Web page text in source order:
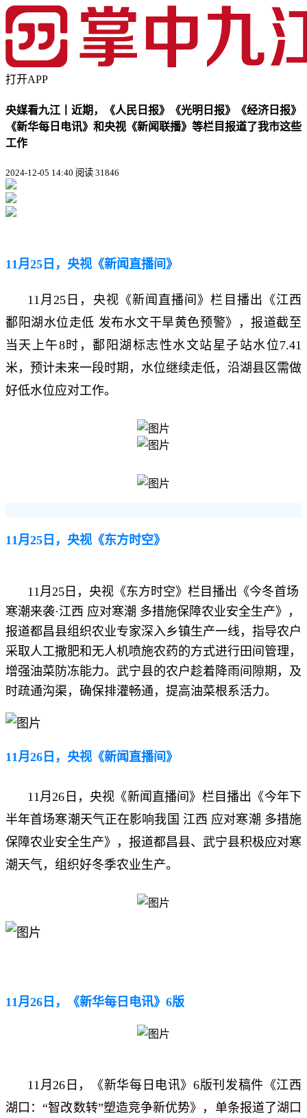
打开APP
央媒看九江丨近期，《人民日报》《光明日报》《经济日报》
《新华每日电讯》和央视《新闻联播》等栏目报道了我市这些
工作
2024-12-05 14:40 阅读 31846
11月25日，央视《新闻直播间》
11月25日，央视《新闻直播间》栏目播出《江西
鄱阳湖水位走低 发布水文干旱黄色预警》，报道截至
当天上午8时，鄱阳湖标志性水文站星子站水位7.41
米，预计未来一段时期，水位继续走低，沿湖县区需做
好低水位应对工作。
11月25日，央视《东方时空》
11月25日，央视《东方时空》 栏目播出《今冬首场
寒潮来袭·江西 应对寒潮 多措施保障农业安全生产》，
报道都昌县组织农业专家深入乡镇生产一线，指导农户
采取人工撒肥和无人机喷施农药的方式进行田间管理，
增强油菜防冻能力。武宁县的农户趁着降雨间隙期，及
时疏通沟渠，确保排灌畅通，提高油菜根系活力。
11月26日，央视《新闻直播间》
11月26日，央视《新闻直播间 》 栏目播出《今年下
半年首场寒潮天气正在影响我国 江西 应对寒潮 多措施
保障农业安全生产》，报道都昌县、武宁县积极应对寒
潮天气，组织好冬季农业生产。
11月26日，《新华每日电讯》6版
11月26日，《新华每日电讯》6版刊发稿件《江西
湖口：“智改数转”塑造竞争新优势》，单条报道了湖口